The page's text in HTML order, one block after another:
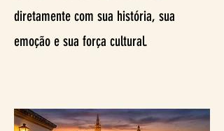
diretamente com sua história, sua
emoção e sua força cultural.